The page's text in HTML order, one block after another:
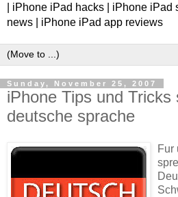
| iPhone iPad hacks | iPhone iPad
news | iPhone iPad app reviews
Sunday, November 25, 2007
iPhone Tips und Tricks
deutsche sprache
Fur